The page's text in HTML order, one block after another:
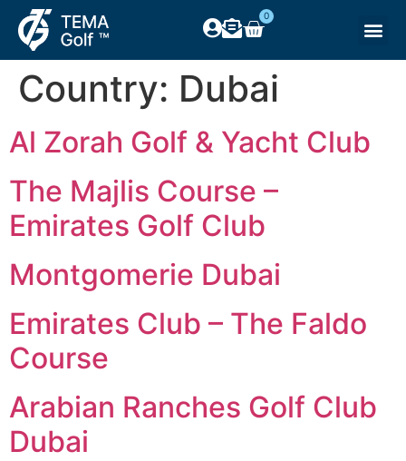
0
Country: Dubai
Al Zorah Golf & Yacht Club
The Majlis Course –
Emirates Golf Club
Montgomerie Dubai
Emirates Club – The Faldo
Course
Arabian Ranches Golf Club
Dubai